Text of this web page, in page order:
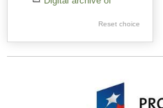
Reset choice